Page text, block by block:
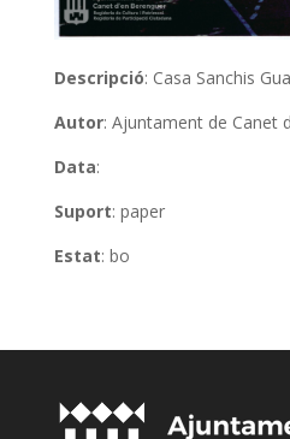
Descripció: Casa Sanchis
Autor: Ajuntament de Canet
Data:
Suport: paper
Estat: bo